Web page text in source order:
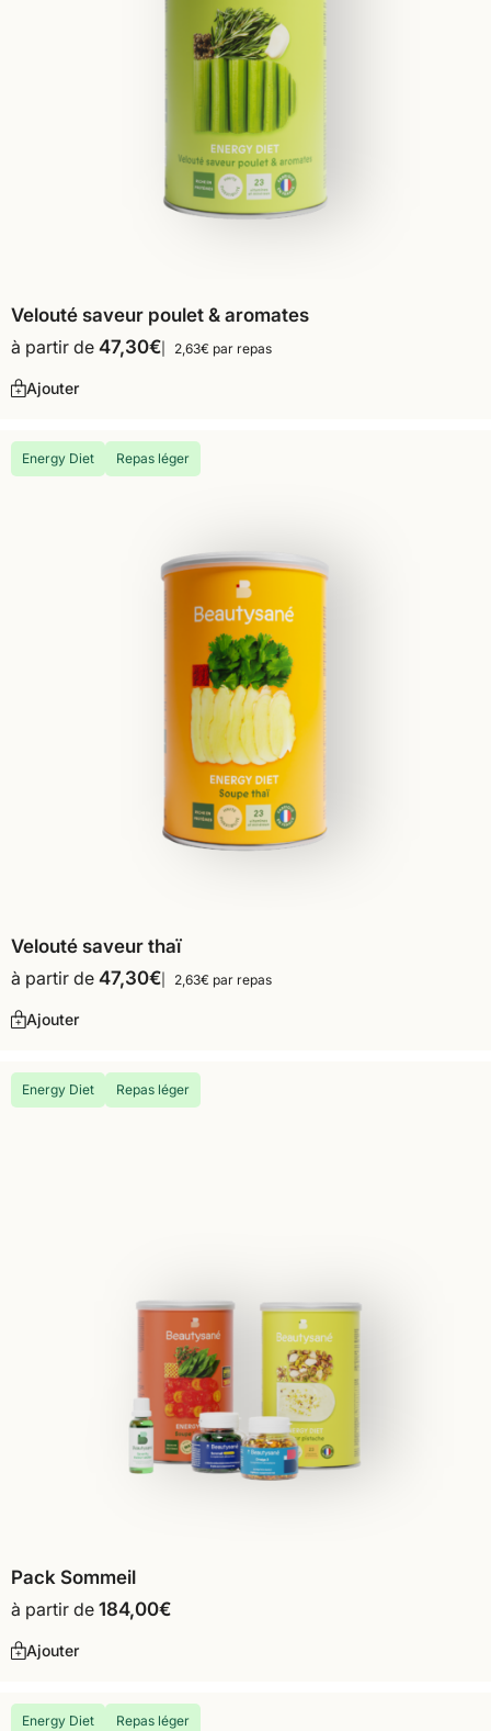
Velouté saveur poulet & aromates
à partir de 47,30€ 2,63€ par repas
Ajouter
Energy Diet Repas léger
Velouté saveur thaï
à partir de 47,30€ 2,63€ par repas
Ajouter
Energy Diet Repas léger
Pack Sommeil
à partir de 184,00€
Ajouter
Energy Diet Repas léger